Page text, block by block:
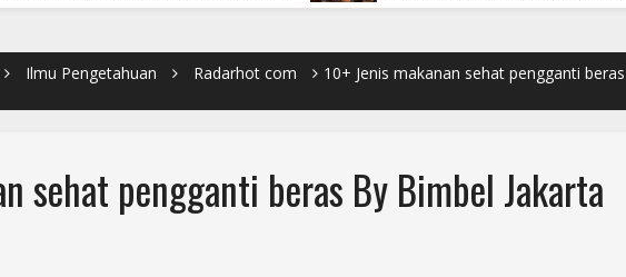
Ilmu Pengetahuan Radarhot com 10+ Jenis makanan sehat pengganti beras
sehat pengganti beras By Bimbel Jakarta